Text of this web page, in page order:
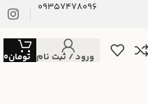
09357478096
ورود / ثبت نام تومان0